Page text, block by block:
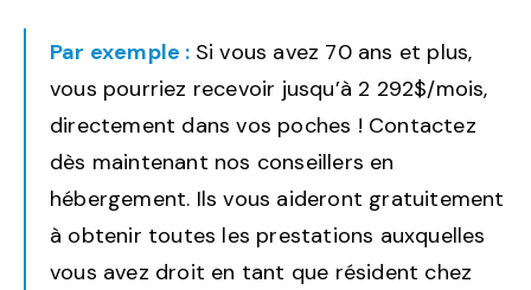
Par exemple : Si vous avez 70 ans et plus,
vous pourriez recevoir jusqu’à 2 292$/mois,
directement dans vos poches ! Contactez
dès maintenant nos conseillers en
hébergement. Ils vous aideront gratuitement
à obtenir toutes les prestations auxquelles
vous avez droit en tant que résident chez